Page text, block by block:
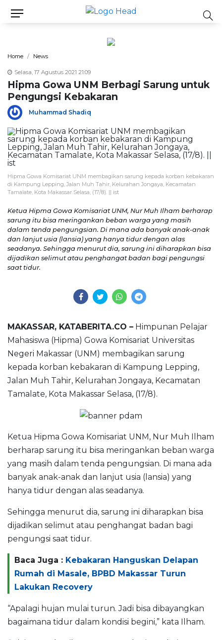
Home News
Selasa, 17 Agustus 2021 21:09
Hipma Gowa UNM Berbagi Sarung untuk
Pengungsi Kebakaran
Muhammad Shadiq
Hipma Gowa Komisariat UNM membagikan sarung kepada korban kebakaran
di Kampung Lepping, Jalan Muh Tahir, Kelurahan Jongaya, Kecamatan
Tamalate, Kota Makassar Selasa, (17/8). || ist
Ketua Hipma Gowa Komisariat UNM, Nur Muh Ilham berharap
sarung itu bisa meringankan beban warga yang masih
dalam tenda pengungsian. Di mana ada banyak anak-anak
dan lanjut usia (lansia) yang hanya tidur dengan alas
seadanya. Sehingga menurut dia, sarung ini diharapkan bisa
dijadikan selimut atau penghangat badan bagi pengungsi
saat tidur.
MAKASSAR, KATABERITA.CO – Himpunan Pelajar
Mahasiswa (Hipma) Gowa Komisariat Universitas
Negeri Makassar (UNM) membagikan sarung
kepada korban kebakaran di Kampung Lepping,
Jalan Muh Tahir, Kelurahan Jongaya, Kecamatan
Tamalate, Kota Makassar Selasa, (17/8).
Ketua Hipma Gowa Komisariat UNM, Nur Muh Ilham
berharap sarung itu bisa meringankan beban warga
yang masih dalam tenda pengungsian. Di mana ada
banyak anak-anak dan lanjut usia (lansia) yang
hanya tidur dengan alas seadanya.
Sehingga menurut dia, sarung ini diharapkan bisa
dijadikan selimut atau penghangat badan bagi
pengungsi saat tidur.
Baca Juga : Kebakaran Hanguskan Delapan
Rumah di Masale, BPBD Makassar Turun
Lakukan Recovery
“Apalagi hujan mulai turun. Jadi bisa dibayangkan
bagaimana tidur dalam kondisi begini,” kata Ilham.